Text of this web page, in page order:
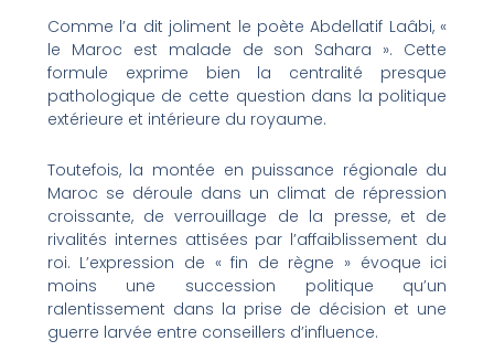
Comme l’a dit joliment le poète Abdellatif Laâbi, «
le Maroc est malade de son Sahara ». Cette
formule exprime bien la centralité presque
pathologique de cette question dans la politique
extérieure et intérieure du royaume.
Toutefois, la montée en puissance régionale du
Maroc se déroule dans un climat de répression
croissante, de verrouillage de la presse, et de
rivalités internes attisées par l’affaiblissement du
roi. L’expression de « fin de règne » évoque ici
moins une succession politique qu’un
ralentissement dans la prise de décision et une
guerre larvée entre conseillers d’influence.